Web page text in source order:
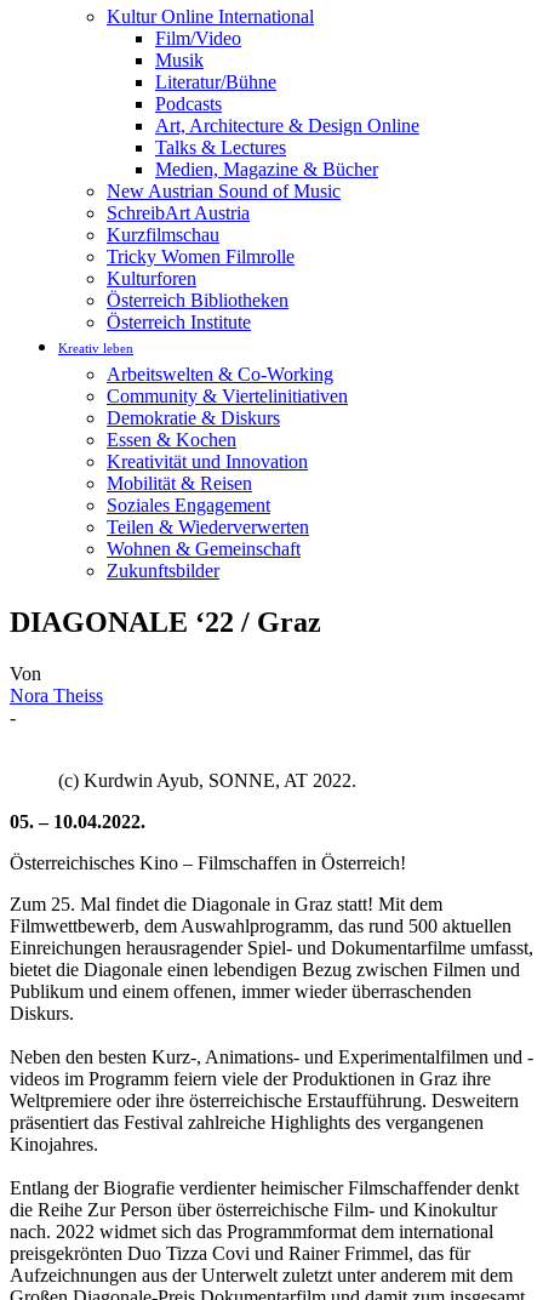
Kultur Online International
Film/Video
Musik
Literatur/Bühne
Podcasts
Art, Architecture & Design Online
Talks & Lectures
Medien, Magazine & Bücher
New Austrian Sound of Music
SchreibArt Austria
Kurzfilmschau
Tricky Women Filmrolle
Kulturforen
Österreich Bibliotheken
Österreich Institute
Kreativ leben
Arbeitswelten & Co-Working
Community & Viertelinitiativen
Demokratie & Diskurs
Essen & Kochen
Kreativität und Innovation
Mobilität & Reisen
Soziales Engagement
Teilen & Wiederverwerten
Wohnen & Gemeinschaft
Zukunftsbilder
DIAGONALE ‘22 / Graz
Von
Nora Theiss
-
(c) Kurdwin Ayub, SONNE, AT 2022.
05. – 10.04.2022.
Österreichisches Kino – Filmschaffen in Österreich!
Zum 25. Mal findet die Diagonale in Graz statt! Mit dem
Filmwettbewerb, dem Auswahlprogramm, das rund 500 aktuellen
Einreichungen herausragender Spiel- und Dokumentarfilme umfasst,
bietet die Diagonale einen lebendigen Bezug zwischen Filmen und
Publikum und einem offenen, immer wieder überraschenden
Diskurs.
Neben den besten Kurz-, Animations- und Experimentalfilmen und -
videos im Programm feiern viele der Produktionen in Graz ihre
Weltpremiere oder ihre österreichische Erstaufführung. Desweitern
präsentiert das Festival zahlreiche Highlights des vergangenen
Kinojahres.
Entlang der Biografie verdienter heimischer Filmschaffender denkt
die Reihe Zur Person über österreichische Film- und Kinokultur
nach. 2022 widmet sich das Programmformat dem international
preisgekrönten Duo Tizza Covi und Rainer Frimmel, das für
Aufzeichnungen aus der Unterwelt zuletzt unter anderem mit dem